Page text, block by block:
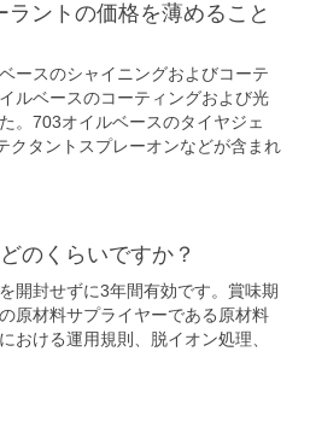
ントの価格を薄めること
ースのシャイニングおよびコーテ
ルベースのコーティングおよび光
。703オイルベースのタイヤジェ
クタントスプレーオンなどが含まれ
のくらいですか？
開封せずに3年間有効です。賞味期
原材料サプライヤーである原材料
おける運用規則、脱イオン処理、